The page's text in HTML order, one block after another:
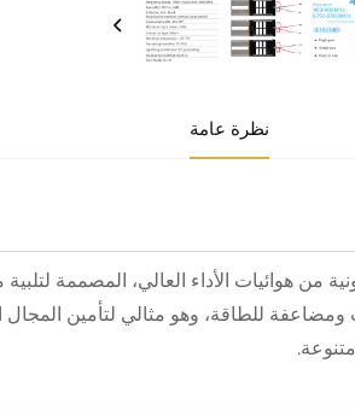
نظرة عامة
من هوائيات الأداء العالي، المصممة
ومضاعفة للطاقة، وهو مثالي لتأمين